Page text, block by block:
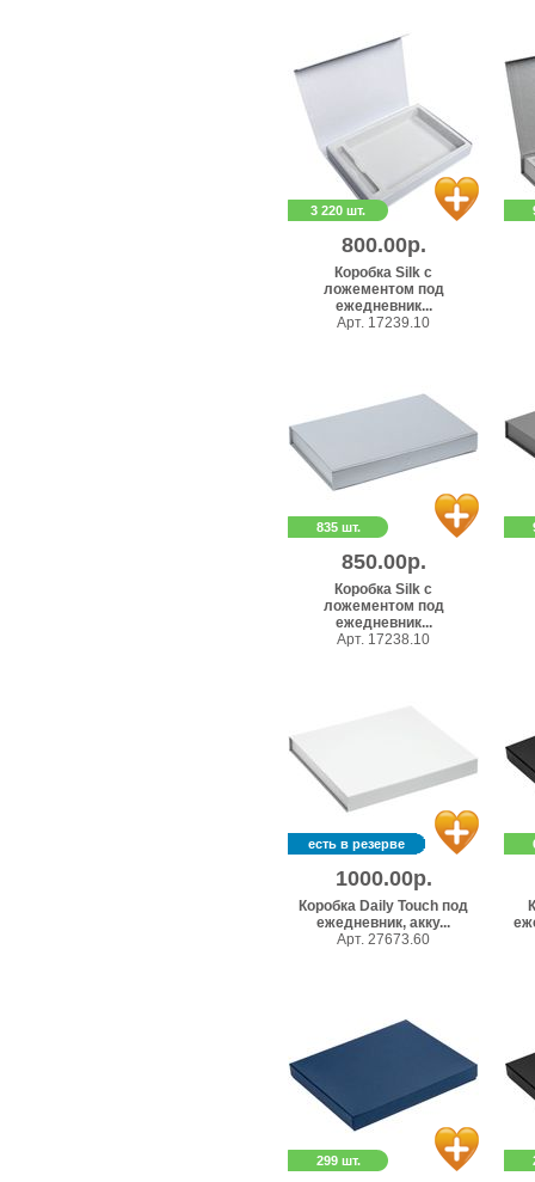
3 220 шт.
800.00р.
Коробка Silk с
ложементом под
ежедневник...
Арт. 17239.10
835 шт.
850.00р.
Коробка Silk с
ложементом под
ежедневник...
Арт. 17238.10
есть в резерве
1000.00р.
Коробка Daily Touch под
ежедневник, акку...
Арт. 27673.60
299 шт.